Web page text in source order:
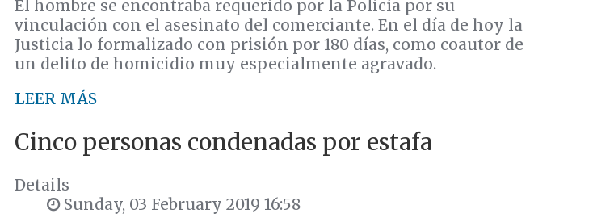
El hombre se encontraba requerido por la Policía por su
vinculación con el asesinato del comerciante. En el día de hoy la
Justicia lo formalizado con prisión por 180 días, como coautor de
un delito de homicidio muy especialmente agravado.
LEER MÁS
Cinco personas condenadas por estafa
Details
Sunday, 03 February 2019 16:58